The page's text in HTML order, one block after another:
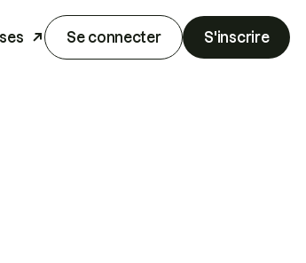
Se connecter S'inscrire